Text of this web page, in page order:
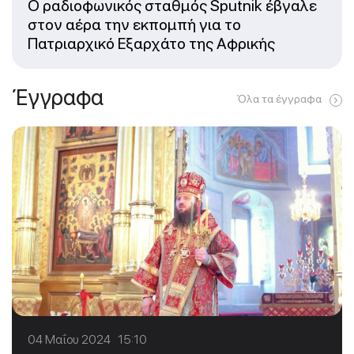
Ο ραδιοφωνικός σταθμός Sputnik έβγαλε
στον αέρα την εκπομπή για το
Πατριαρχικό Εξαρχάτο της Αφρικής
Έγγραφα Όλα τα έγγραφα
04 Μαΐου 2024 15:10